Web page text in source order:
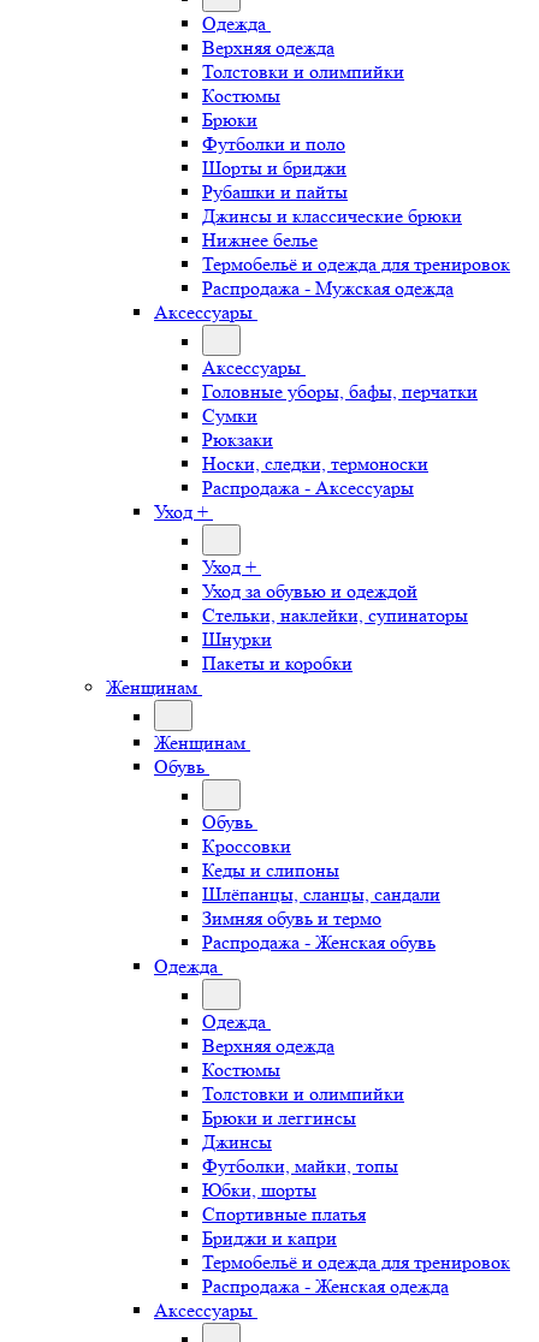
Одежда
Верхняя одежда
Толстовки и олимпийки
Костюмы
Брюки
Футболки и поло
Шорты и бриджи
Рубашки и пайты
Джинсы и классические брюки
Нижнее белье
Термобельё и одежда для тренировок
Распродажа - Мужская одежда
Аксессуары
Аксессуары
Головные уборы, бафы, перчатки
Сумки
Рюкзаки
Носки, следки, термоноски
Распродажа - Аксессуары
Уход +
Уход +
Уход за обувью и одеждой
Стельки, наклейки, супинаторы
Шнурки
Пакеты и коробки
Женщинам
Женщинам
Обувь
Обувь
Кроссовки
Кеды и слипоны
Шлёпанцы, сланцы, сандали
Зимняя обувь и термо
Распродажа - Женская обувь
Одежда
Одежда
Верхняя одежда
Костюмы
Толстовки и олимпийки
Брюки и леггинсы
Джинсы
Футболки, майки, топы
Юбки, шорты
Спортивные платья
Бриджи и капри
Термобельё и одежда для тренировок
Распродажа - Женская одежда
Аксессуары